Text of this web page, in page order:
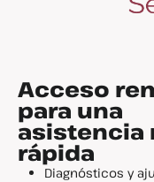
Acceso
para una
asistencia
rápida
Diagnósticos y